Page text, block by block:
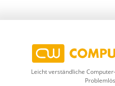
Leicht verständliche